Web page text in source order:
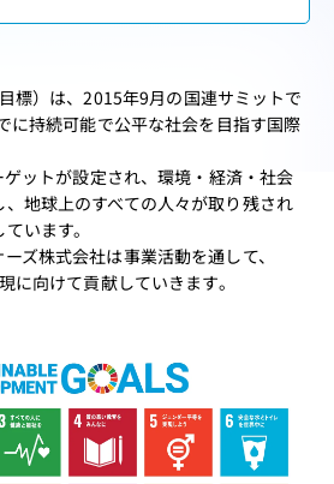
標）は、2015年9月の国連サミットで
に持続可能で公平な社会を目指す国際
ットが設定され、環境・経済・社会
地球上のすべての人々が取り残され
います。
ズ株式会社は事業活動を通して、
に向けて貢献していきます。